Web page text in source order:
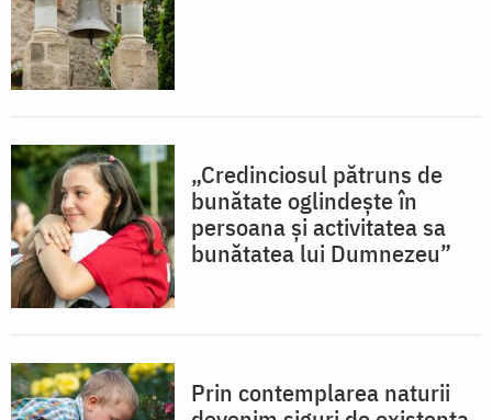
„Credinciosul pătruns de
bunătate oglindește în
persoana și activitatea sa
bunătatea lui Dumnezeu”
Prin contemplarea naturii